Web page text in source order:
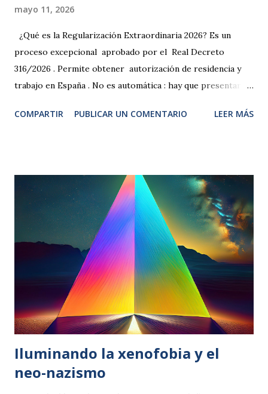
mayo 11, 2026
¿Qué es la Regularización Extraordinaria 2026? Es un
proceso excepcional aprobado por el Real Decreto
316/2026 . Permite obtener autorización de residencia y
trabajo en España . No es automática : hay que presentar
de junio de 2026 2. VÍAS DEL PROCESO DA20 : Para
pedido asilo nunca. Si nunca has trabajado legalmente en
España. Si no tienes contrato, oferta ni intención de
trabajar. SI no vives con hijos/as ni familiares directos. ✅
Todo el proceso es fácil, rápido y 100% online ¿Cómo
funciona ? Sencillo, sin colas y rápido: Puedes utilizar tu
movil, tablet o portatil para conectarte 1. Solicita tu cita a
través de este formulario . 2. Recibirás un correo...
COMPARTIR PUBLICAR UN COMENTARIO LEER MÁS
Iluminando la xenofobia y el
neo-nazismo